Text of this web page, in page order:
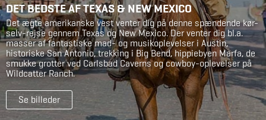
DET BEDSTE AF TEXAS & NEW MEXICO
Det ægte amerikanske vest venter dig på denne spændende kør-
selv-rejse gennem Texas og New Mexico. Der venter dig bl.a.
masser af fantastiske mad- og musikoplevelser i Austin,
historiske San Antonio, trekking i Big Bend, hippiebyen Marfa, de
smukke grotter ved Carlsbad Caverns og cowboy-oplevelser på
Wildcatter Ranch.
Se billeder